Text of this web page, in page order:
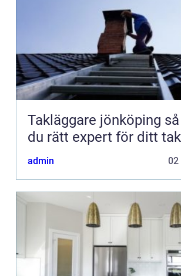
Takläggare jönköping så väljer
du rätt expert för ditt tak
admin 02